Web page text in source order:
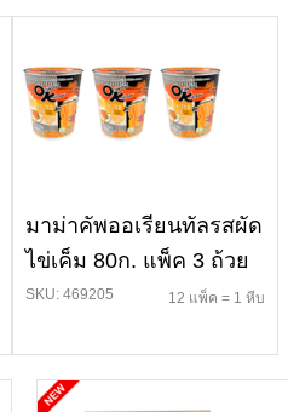
มาม่าคัพออเรียนทัลรสผัด
ไข่เค็ม 80ก. แพ็ค 3 ถ้วย
SKU: 469205 12 แพ็ค = 1 หีบ